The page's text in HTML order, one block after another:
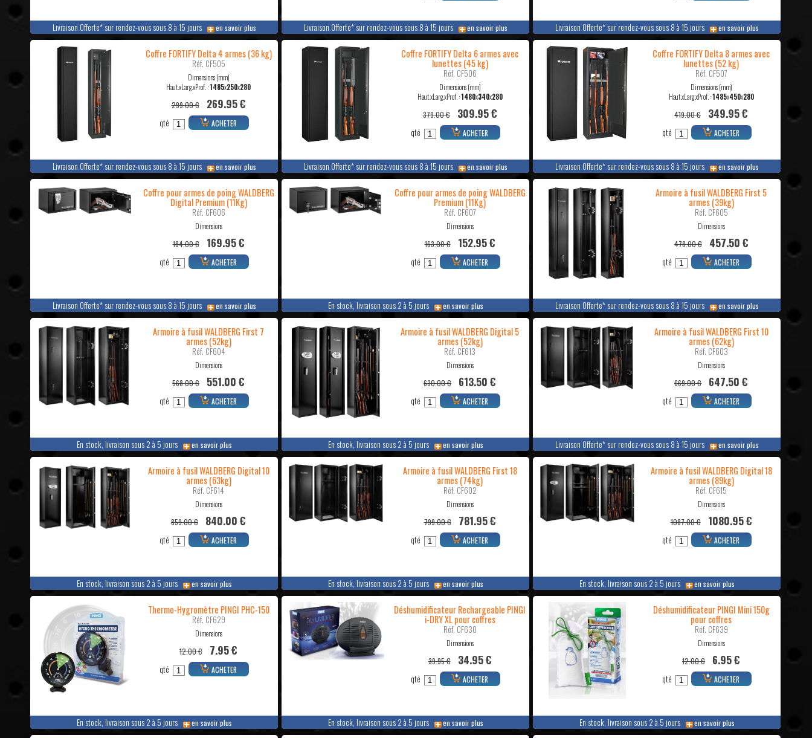
Livraison Offerte* sur rendez-vous sous 8 à 15 jours en savoir plus Livraison Offerte* sur rendez-vous sous 8 à 15 jours en savoir plus Livraison Offerte* sur rendez-vous sous 8 à 15 jours en savoir plus
Livraison Offerte* sur rendez-vous sous 8 à 15 jours en savoir plus
Coffre FORTIFY Delta 4 armes (36 kg)
Réf. CF505
Dimensions (mm)
Haut.xLarg.xProf. :1485x250x280
299.00 € 269.95 €
qté ACHETER
Livraison Offerte* sur rendez-vous sous 8 à 15 jours en savoir plus
Coffre FORTIFY Delta 6 armes avec
lunettes (45 kg)
Réf. CF506
Dimensions (mm)
Haut.xLarg.xProf. :1480x340x280
379.00 € 309.95 €
qté ACHETER
Livraison Offerte* sur rendez-vous sous 8 à 15 jours en savoir plus
Coffre FORTIFY Delta 8 armes avec
lunettes (52 kg)
Réf. CF507
Dimensions (mm)
Haut.xLarg.xProf. :1485x450x280
419.00 € 349.95 €
qté ACHETER
Livraison Offerte* sur rendez-vous sous 8 à 15 jours en savoir plus
Coffre pour armes de poing WALDBERG
Digital Premium (11Kg)
Réf. CF606
Dimensions
184.00 € 169.95 €
qté ACHETER
En stock, livraison sous 2 à 5 jours en savoir plus
Coffre pour armes de poing WALDBERG
Premium (11Kg)
Réf. CF607
Dimensions
163.00 € 152.95 €
qté ACHETER
Livraison Offerte* sur rendez-vous sous 8 à 15 jours en savoir plus
Armoire à fusil WALDBERG First 5
armes (39kg)
Réf. CF605
Dimensions
478.00 € 457.50 €
qté ACHETER
En stock, livraison sous 2 à 5 jours en savoir plus
Armoire à fusil WALDBERG First 7
armes (52kg)
Réf. CF604
Dimensions
568.00 € 551.00 €
qté ACHETER
En stock, livraison sous 2 à 5 jours en savoir plus
Armoire à fusil WALDBERG Digital 5
armes (52kg)
Réf. CF613
Dimensions
630.00 € 613.50 €
qté ACHETER
Livraison Offerte* sur rendez-vous sous 8 à 15 jours en savoir plus
Armoire à fusil WALDBERG First 10
armes (62kg)
Réf. CF603
Dimensions
669.00 € 647.50 €
qté ACHETER
En stock, livraison sous 2 à 5 jours en savoir plus
Armoire à fusil WALDBERG Digital 10
armes (63kg)
Réf. CF614
Dimensions
859.00 € 840.00 €
qté ACHETER
En stock, livraison sous 2 à 5 jours en savoir plus
Armoire à fusil WALDBERG First 18
armes (74kg)
Réf. CF602
Dimensions
799.00 € 781.95 €
qté ACHETER
En stock, livraison sous 2 à 5 jours en savoir plus
Armoire à fusil WALDBERG Digital 18
armes (89kg)
Réf. CF615
Dimensions
1087.00 € 1080.95 €
qté ACHETER
En stock, livraison sous 2 à 5 jours en savoir plus
Thermo-Hygromètre PINGI PHC-150
Réf. CF629
Dimensions
12.00 € 7.95 €
qté ACHETER
En stock, livraison sous 2 à 5 jours en savoir plus
Déshumidificateur Rechargeable PINGI
i-DRY XL pour coffres
Réf. CF630
Dimensions
39.95 € 34.95 €
qté ACHETER
En stock, livraison sous 2 à 5 jours en savoir plus
Déshumidificateur PINGI Mini 150g
pour coffres
Réf. CF639
Dimensions
12.00 € 6.95 €
qté ACHETER